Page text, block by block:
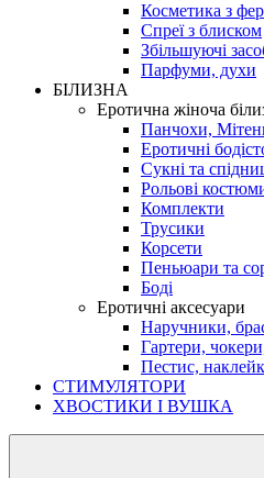
Косметика з
Спреї з блиском
Збільшуючі
Парфуми, духи
БІЛИЗНА
Еротична жіноча
Панчохи,
Еротичні
Сукні та
Рольові
Комплекти
Трусики
Корсети
Пеньюари та
Боді
Еротичні аксесуари
Наручники,
Гартери,
Пестис,
СТИМУЛЯТОРИ
ХВОСТИКИ І ВУШКА